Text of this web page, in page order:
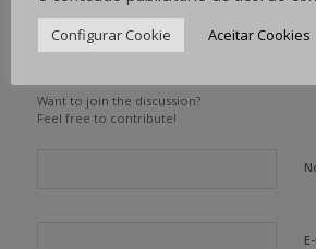
Want to join the discussion?
Feel free to contribute!
Configurar Cookie Aceitar Cookies